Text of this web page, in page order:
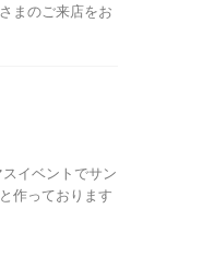
まのご来店をお
イベントでサン
作っております